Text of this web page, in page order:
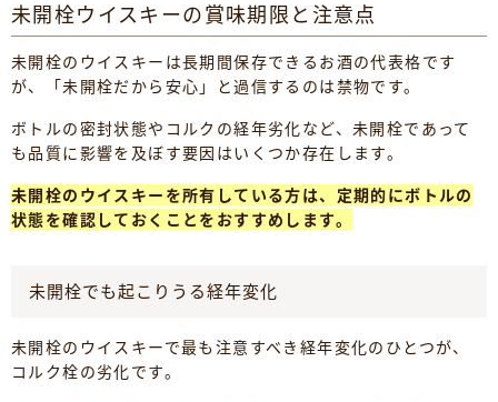
未開栓ウイスキーの賞味期限と注意点
未開栓のウイスキーは長期間保存できるお酒の代表格です
が、「未開栓だから安心」と過信するのは禁物です。
ボトルの密封状態やコルクの経年劣化など、未開栓であって
も品質に影響を及ぼす要因はいくつか存在します。
未開栓のウイスキーを所有している方は、定期的にボトルの
状態を確認しておくことをおすすめします。
未開栓でも起こりうる経年変化
未開栓のウイスキーで最も注意すべき経年変化のひとつが、
コルク栓の劣化です。